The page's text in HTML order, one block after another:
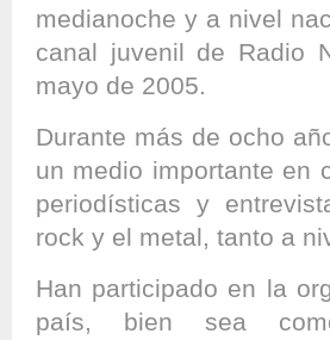
medianoche y a nivel
canal juvenil de Radio
mayo de 2005.
Durante más de ocho
un medio importante en
periodísticas y
rock y el metal, tanto a
Han participado en la
país, bien sea